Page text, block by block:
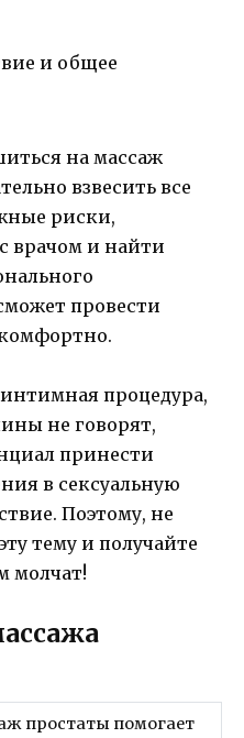
и общее
на массаж
взвесить все
риски,
врачом и найти
провести
процедура,
не говорят,
принести
в сексуальную
Поэтому, не
тему и получайте
молчат!
простаты помогает